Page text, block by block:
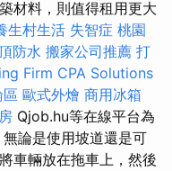
材料，則值得租用更大
生村生活 失智症 桃園
防水 搬家公司推薦 打
Firm CPA Solutions
歐式外燴 商用冰箱
Qjob.hu等在線平台為
論是使用坡道還是可
車輛放在拖車上，然後